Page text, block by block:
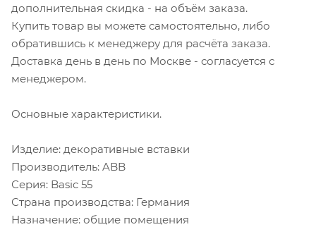
дополнительная скидка - на объём заказа.
Купить товар вы можете самостоятельно, либо
обратившись к менеджеру для расчёта заказа.
Доставка день в день по Москве - согласуется с
менеджером.
Основные характеристики.
Изделие: декоративные вставки
Производитель: ABB
Серия: Basic 55
Страна производства: Германия
Назначение: общие помещения